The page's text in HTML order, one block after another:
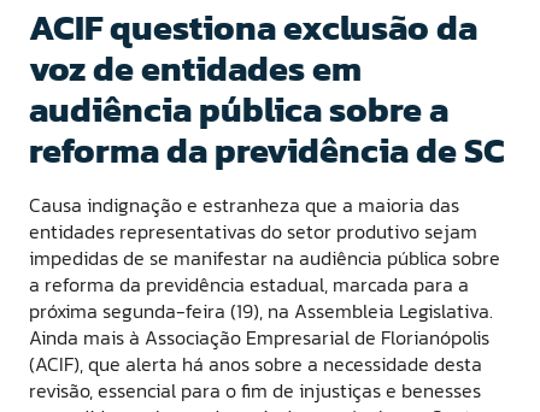
ACIF questiona exclusão da
voz de entidades em
audiência pública sobre a
reforma da previdência de SC
Causa indignação e estranheza que a maioria das
entidades representativas do setor produtivo sejam
impedidas de se manifestar na audiência pública sobre
a reforma da previdência estadual, marcada para a
próxima segunda-feira (19), na Assembleia Legislativa.
Ainda mais à Associação Empresarial de Florianópolis
(ACIF), que alerta há anos sobre a necessidade desta
revisão, essencial para o fim de injustiças e benesses